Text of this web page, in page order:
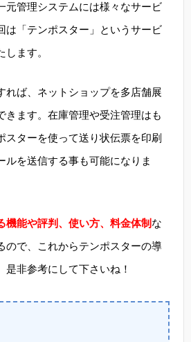
元管理システムには様々なサービ
は「テンポスター」というサービ
ます。
れば、ネットショップを多店舗展
きます。在庫管理や受注管理はも
スターを使って送り状伝票を印刷
ルを送信する事も可能になりま
機能や評判、使い方、料金体制 な
ので、これからテンポスターの導
是非参考にして下さいね！